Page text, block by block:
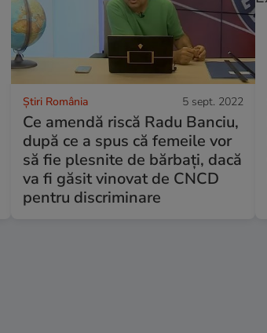
Știri România 5 sept. 2022
Ce amendă riscă Radu Banciu,
după ce a spus că femeile vor
să fie plesnite de bărbați, dacă
va fi găsit vinovat de CNCD
pentru discriminare